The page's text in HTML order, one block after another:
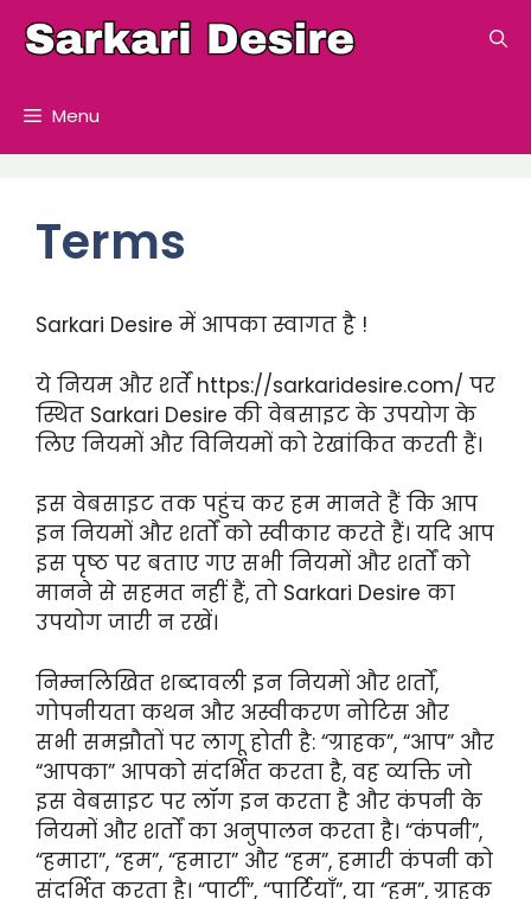
Menu
Terms
Sarkari Desire में आपका स्वागत है !
ये नियम और शर्तें https://sarkaridesire.com/ पर
स्थित Sarkari Desire की वेबसाइट के उपयोग के
लिए नियमों और विनियमों को रेखांकित करती हैं।
इस वेबसाइट तक पहुंच कर हम मानते हैं कि आप
इन नियमों और शर्तों को स्वीकार करते हैं। यदि आप
इस पृष्ठ पर बताए गए सभी नियमों और शर्तों को
मानने से सहमत नहीं हैं, तो Sarkari Desire का
उपयोग जारी न रखें।
निम्नलिखित शब्दावली इन नियमों और शर्तों,
गोपनीयता कथन और अस्वीकरण नोटिस और
सभी समझौतों पर लागू होती है: “ग्राहक”, “आप” और
“आपका” आपको संदर्भित करता है, वह व्यक्ति जो
इस वेबसाइट पर लॉग इन करता है और कंपनी के
नियमों और शर्तों का अनुपालन करता है। “कंपनी”,
“हमारा”, “हम”, “हमारा” और “हम”, हमारी कंपनी को
संदर्भित करता है। “पार्टी”, “पार्टियाँ”, या “हम”, ग्राहक